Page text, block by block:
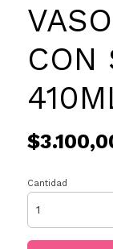
CON
Cantidad